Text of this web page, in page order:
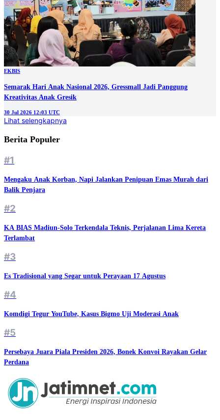
EKBIS
Semarak Hari Anak Nasional 2026, Gressmall Jadi Panggung
Kreativitas Anak Gresik
30 Jul 2026 12:03 UTC
Lihat selengkapnya
Berita Populer
#1
Mengaku Anak Korban, Napi Jalankan Penipuan Emas Murah dari
Balik Penjara
#2
KA BIAS Madiun-Solo Terkendala Teknis, Perjalanan Lima Kereta
Terlambat
#3
Es Tradisional yang Segar untuk Perayaan 17 Agustus
#4
Komdigi Tegur YouTube, Kasus Bigmo Uji Moderasi Anak
#5
Persebaya Juara Piala Presiden 2026, Bonek Konvoi Rayakan Gelar
Perdana